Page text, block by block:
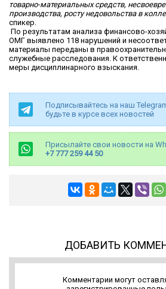
товарно-материальных средств,
производства, росту недовольства в
спикер.
По результатам анализа финансово-
ОМГ выявлено 118 нарушений и
материалы переданы в
служебные расследования. К
меры дисциплинарного взыскания.
Подписывайтесь на наш
будьте в курсе всех новостей
Присылайте свои новости на
+7 777 259 44 50
ДОБАВИТЬ
Комментарии могут